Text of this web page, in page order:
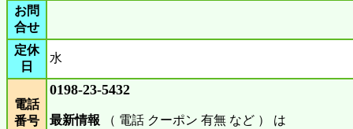
お問
合せ
定休
日
水
電話
番号
0198-23-5432
最新情報 （ 電話 クーポン 有無 など ） は